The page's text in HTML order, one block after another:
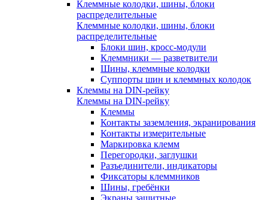
Клеммные колодки, шины, блоки
распределительные
Клеммные колодки, шины, блоки
распределительные
Блоки шин, кросс-модули
Клеммники — разветвители
Шины, клеммные колодки
Суппорты шин и клеммных колодок
Клеммы на DIN-рейку
Клеммы на DIN-рейку
Клеммы
Контакты заземления, экранирования
Контакты измерительные
Маркировка клемм
Перегородки, заглушки
Разъединители, индикаторы
Фиксаторы клеммников
Шины, гребёнки
Экраны защитные